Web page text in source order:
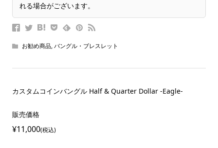
れる場合がございます。
お勧め商品,バングル・ブレスレット
カスタムコインバングル Half & Quarter Dollar -Eagle-
販売価格
¥11,000(税込)